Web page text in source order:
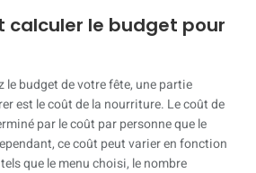
calculer le budget pour
le budget de votre fête, une partie
est le coût de la nourriture. Le coût de
par le coût par personne que le
ce coût peut varier en fonction
que le menu choisi, le nombre